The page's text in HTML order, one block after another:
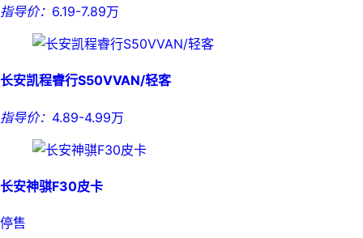
指导价： 6.19-7.89万
长安凯程睿行S50VVAN/轻客
指导价： 4.89-4.99万
长安神骐F30皮卡
停售